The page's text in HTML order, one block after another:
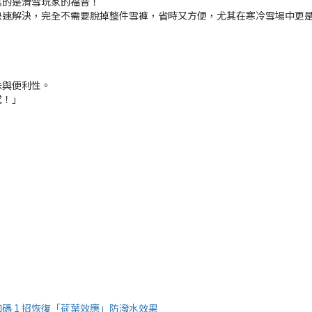
決，完全不需要脫掉整件雪褲，省時又方便，尤其在寒冷雪場中更是
便利性。
」
1 招恢復「荷葉效應」防潑水效果